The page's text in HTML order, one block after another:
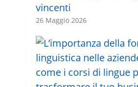
vincenti
26 Maggio 2026